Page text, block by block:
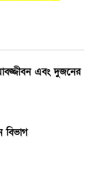
এবং দুজনের
বিভাগ